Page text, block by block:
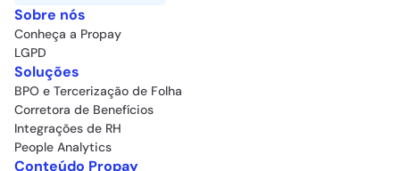
Sobre nós
Conheça a Propay
LGPD
Soluções
BPO e Tercerização de Folha
Corretora de Benefícios
Integrações de RH
People Analytics
Conteúdo Propay